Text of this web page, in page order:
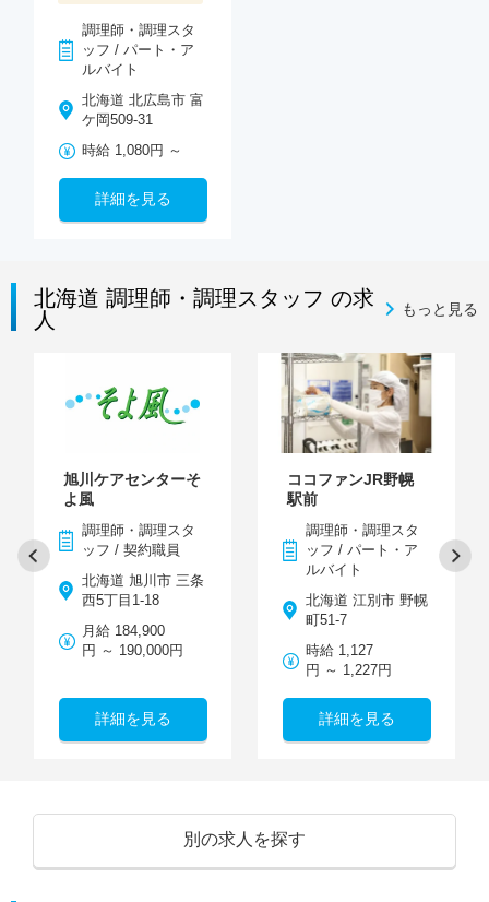
調理師・調理スタ
ッフ / パート・ア
ルバイト
北海道 北広島市 富
ケ岡509-31
時給 1,080円 ～
詳細を見る
北海道 調理師・調理スタッフ の求
人
もっと見る
旭川ケアセンターそ
よ風
調理師・調理スタ
ッフ / 契約職員
北海道 旭川市 三条
西5丁目1-18
月給 184,900
円 ～ 190,000円
詳細を見る
ココファンJR野幌
駅前
調理師・調理スタ
ッフ / パート・ア
ルバイト
北海道 江別市 野幌
町51-7
時給 1,127
円 ～ 1,227円
詳細を見る
別の求人を探す